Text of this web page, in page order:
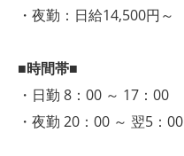
・夜勤：日給14,500円～
■時間帯■
・日勤 8：00 ～ 17：00
・夜勤 20：00 ～ 翌5：00